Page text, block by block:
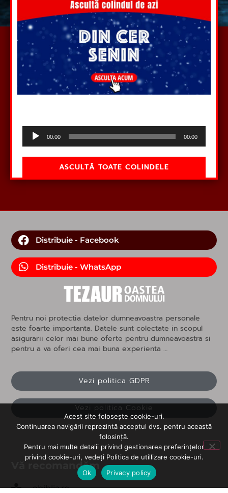
Audio
Player
00:00 00:00
ASCULTĂ TOATE COLINDELE
Distribuie - Facebook
Distribuie - WhatsApp
Pentru noi protectia datelor dumneavoastra personale
este foarte importanta. Datele sunt colectate in scopul
asigurarii celor mai bune oferte pentru dumneavoastra si
pentru a va oferi cea mai buna experienta …
Vezi politica GDPR
Vezi politica Cookie
Vă recomandăm
ebiblia.ro
Acest site folosește cookie-uri.
Continuarea navigării reprezintă acceptul dvs. pentru această
folosință.
Pentru mai multe detalii privind gestionarea preferințelor
privind cookie-uri, vedeți Politica de utillizare cookie-uri.
Ok
Privacy policy